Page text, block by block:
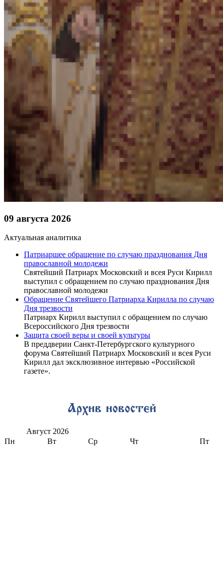
09 августа 2026
Актуальная аналитика
Патриаршее обращение по случаю празднования Дня
православной молодежи
Святейший Патриарх Московский и всея Руси Кирилл
выступил с обращением по случаю празднования Дня
православной молодежи
Обращение Святейшего Патриарха Кирилла по случаю
Дня трезвости
Патриарх Кирилл выступил с обращением по случаю
Всероссийского Дня трезвости
Защита своей веры и своей культуры
В преддверии Санкт-Петербургского культурного
форума Святейший Патриарх Московский и всея Руси
Кирилл дал эксклюзивное интервью «Российской
газете».
Август 2026
Пн
Вт Ср Чт Пт